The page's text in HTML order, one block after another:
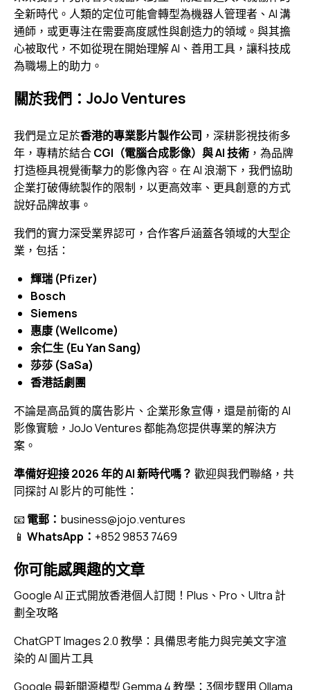
全新時代。人類的定位可能會轉型為機器人管理者、AI 溝
通師，或更專注在需要高度感性與創造力的領域。與其擔
心被取代，不如從現在開始理解 AI、善用工具，讓科技成
為職場上的助力。
關於我們：JoJo Ventures
我們是立足於香港的專業影片製作公司 ，深耕影視技術多
年，專精於結合CGI（電腦合成影像）與 AI 技術 ，為品牌
打造極具視覺衝擊力的影像內容。在 AI 浪潮下，我們協助
企業打破傳統製作的限制，以更高效率、更具創意的方式
說好品牌故事。
我們的實力深受業界認可，合作客戶涵蓋各領域的大型企
業，包括：
輝瑞 (Pfizer)
Bosch
Siemens
惠康 (Wellcome)
余仁生 (Eu Yan Sang)
莎莎 (SaSa)
香港話劇團
不論是高品質的廣告影片、企業形象宣傳，還是前衛的 AI
影像實驗，JoJo Ventures 都能為您提供專業的解決方
案。
準備好迎接 2026 年的 AI 新時代嗎？ 歡迎與我們聯絡，共
同探討 AI 影片的可能性：
📧 電郵： business@jojo.ventures
📱 WhatsApp： +852 9853 7469
你可能感興趣的文章
Google AI 正式開放香港個人訂閱！Plus、Pro、Ultra 計
劃全攻略
ChatGPT Images 2.0 教學：具備思考能力與完美文字渲
染的 AI 圖片工具
Google 最新開源模型 Gemma 4 教學：3個步驟用 Ollama